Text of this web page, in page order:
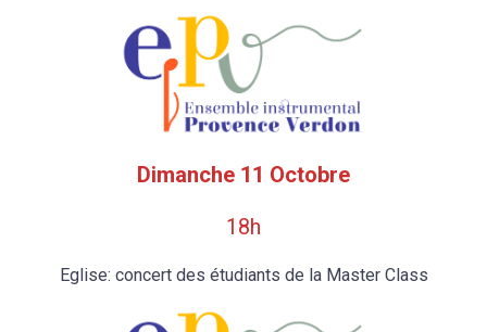
Dimanche 11 Octobre
18h
Eglise: concert des étudiants de la Master Class